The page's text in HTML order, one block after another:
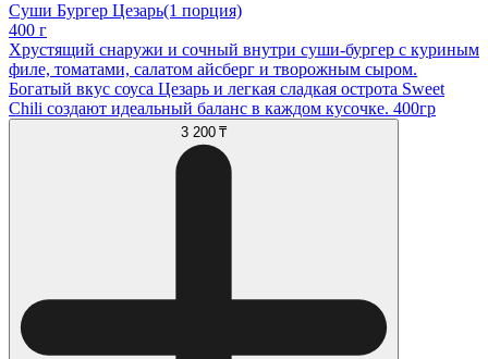
Суши Бургер Цезарь(1 порция)
400 г
Хрустящий снаружи и сочный внутри суши-бургер с куриным
филе, томатами, салатом айсберг и творожным сыром.
Богатый вкус соуса Цезарь и легкая сладкая острота Sweet
Chili создают идеальный баланс в каждом кусочке. 400гр
3 200 ₸